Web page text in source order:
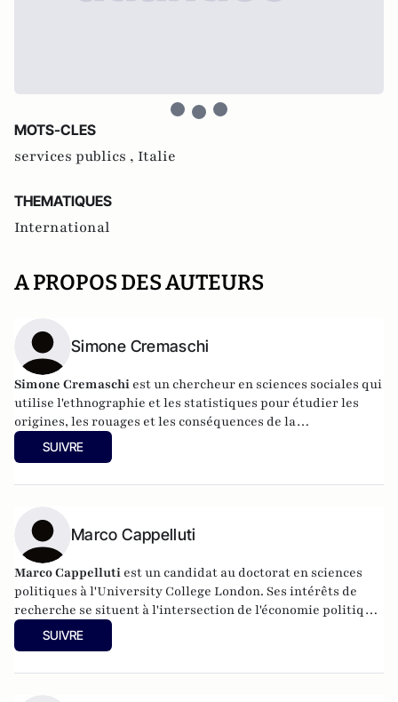
MOTS-CLES
services publics , Italie
THEMATIQUES
International
A PROPOS DES AUTEURS
Simone Cremaschi
Simone Cremaschi est un chercheur en sciences sociales qui
utilise l'ethnographie et les statistiques pour étudier les
origines, les rouages et les conséquences de la
marginalisation socio-politique. Il est actuellement
chercheur postdoctoral à l'université Bocconi, au centre
SUIVRE
Marco Cappelluti
Marco Cappelluti est un candidat au doctorat en sciences
politiques à l'University College London. Ses intérêts de
recherche se situent à l'intersection de l'économie politique,
du comportement politique et de la politique comparée, avec
un accent sur l'insécurité économique, les politiques
SUIVRE